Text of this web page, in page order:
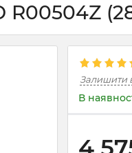
Залишити
В